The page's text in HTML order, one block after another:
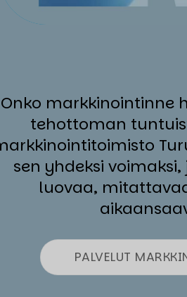
Onko markkinointinne
tehottoman
sen yhdeksi
luovaa,
PALVELUT